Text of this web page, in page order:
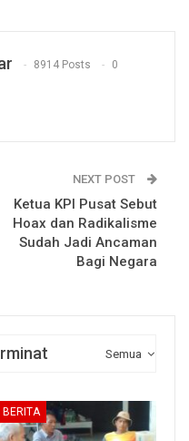
8914 Posts 0
NEXT POST
Ketua KPI Pusat Sebut
Hoax dan Radikalisme
Sudah Jadi Ancaman
Bagi Negara
Semua
BERITA